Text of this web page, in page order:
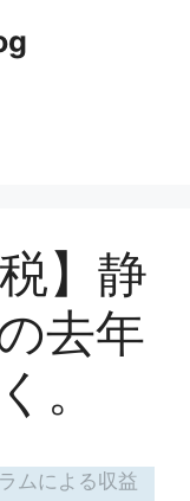
】静
去年
。
ムによる収益